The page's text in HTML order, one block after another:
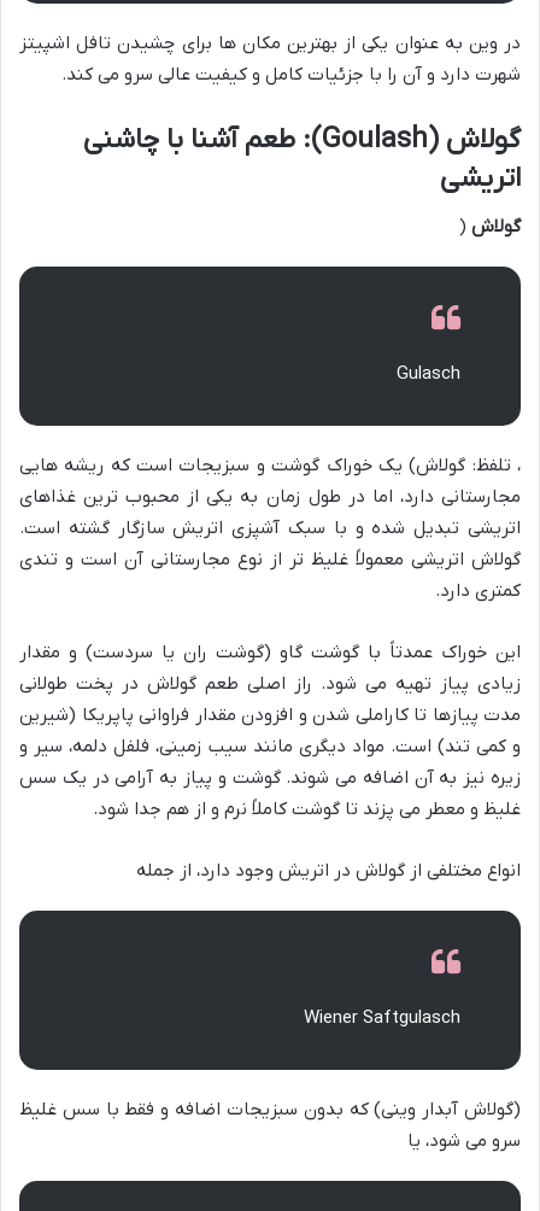
در وین به عنوان یکی از بهترین مکان ها برای چشیدن تافل اشپیتز
شهرت دارد و آن را با جزئیات کامل و کیفیت عالی سرو می کند.
گولاش (Goulash): طعم آشنا با چاشنی
اتریشی
گولاش (
Gulasch
، تلفظ: گولاش) یک خوراک گوشت و سبزیجات است که ریشه هایی
مجارستانی دارد، اما در طول زمان به یکی از محبوب ترین غذاهای
اتریشی تبدیل شده و با سبک آشپزی اتریش سازگار گشته است.
گولاش اتریشی معمولاً غلیظ تر از نوع مجارستانی آن است و تندی
کمتری دارد.
این خوراک عمدتاً با گوشت گاو (گوشت ران یا سردست) و مقدار
زیادی پیاز تهیه می شود. راز اصلی طعم گولاش در پخت طولانی
مدت پیازها تا کاراملی شدن و افزودن مقدار فراوانی پاپریکا (شیرین
و کمی تند) است. مواد دیگری مانند سیب زمینی، فلفل دلمه، سیر و
زیره نیز به آن اضافه می شوند. گوشت و پیاز به آرامی در یک سس
غلیظ و معطر می پزند تا گوشت کاملاً نرم و از هم جدا شود.
انواع مختلفی از گولاش در اتریش وجود دارد، از جمله
Wiener Saftgulasch
(گولاش آبدار وینی) که بدون سبزیجات اضافه و فقط با سس غلیظ
سرو می شود، یا